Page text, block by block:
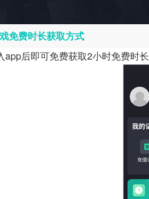
免费时长获取方式
app后即可免费获取2小时免费时长